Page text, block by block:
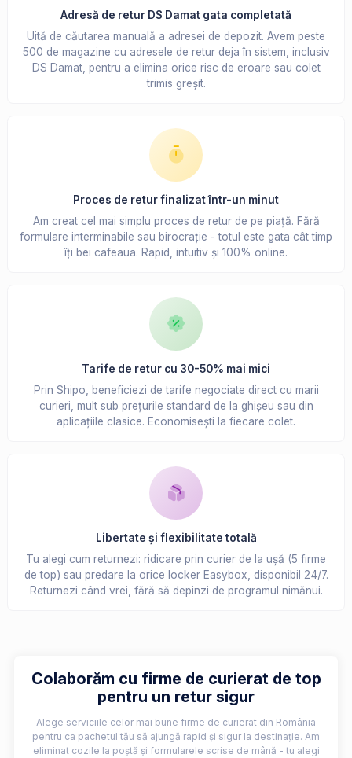
Adresă de retur DS Damat gata completată
Uită de căutarea manuală a adresei de depozit. Avem peste
500 de magazine cu adresele de retur deja în sistem, inclusiv
DS Damat, pentru a elimina orice risc de eroare sau colet
trimis greșit.
Proces de retur finalizat într-un minut
Am creat cel mai simplu proces de retur de pe piață. Fără
formulare interminabile sau birocrație - totul este gata cât timp
îți bei cafeaua. Rapid, intuitiv și 100% online.
Tarife de retur cu 30-50% mai mici
Prin Shipo, beneficiezi de tarife negociate direct cu marii
curieri, mult sub prețurile standard de la ghișeu sau din
aplicațiile clasice. Economisești la fiecare colet.
Libertate și flexibilitate totală
Tu alegi cum returnezi: ridicare prin curier de la ușă (5 firme
de top) sau predare la orice locker Easybox, disponibil 24/7.
Returnezi când vrei, fără să depinzi de programul nimănui.
Colaborăm cu firme de curierat de top
pentru un retur sigur
Alege serviciile celor mai bune firme de curierat din România
pentru ca pachetul tău să ajungă rapid și sigur la destinație. Am
eliminat cozile la poștă și formularele scrise de mână - tu alegi